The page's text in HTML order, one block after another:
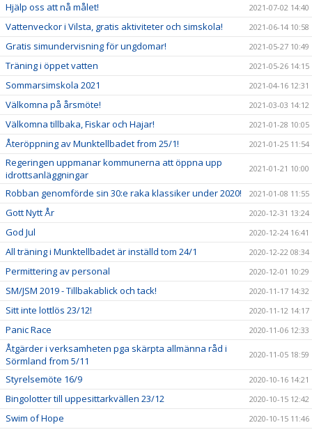
Hjälp oss att nå målet! 2021-07-02 14:40
Vattenveckor i Vilsta, gratis aktiviteter och simskola! 2021-06-14 10:58
Gratis simundervisning för ungdomar! 2021-05-27 10:49
Träning i öppet vatten 2021-05-26 14:15
Sommarsimskola 2021 2021-04-16 12:31
Välkomna på årsmöte! 2021-03-03 14:12
Välkomna tillbaka, Fiskar och Hajar! 2021-01-28 10:05
Återöppning av Munktellbadet from 25/1! 2021-01-25 11:54
Regeringen uppmanar kommunerna att öppna upp
idrottsanläggningar
2021-01-21 10:00
Robban genomförde sin 30:e raka klassiker under 2020! 2021-01-08 11:55
Gott Nytt År 2020-12-31 13:24
God Jul 2020-12-24 16:41
All träning i Munktellbadet är inställd tom 24/1 2020-12-22 08:34
Permittering av personal 2020-12-01 10:29
SM/JSM 2019 - Tillbakablick och tack! 2020-11-17 14:32
Sitt inte lottlös 23/12! 2020-11-12 14:17
Panic Race 2020-11-06 12:33
Åtgärder i verksamheten pga skärpta allmänna råd i
Sörmland from 5/11
2020-11-05 18:59
Styrelsemöte 16/9 2020-10-16 14:21
Bingolotter till uppesittarkvällen 23/12 2020-10-15 12:42
Swim of Hope 2020-10-15 11:46